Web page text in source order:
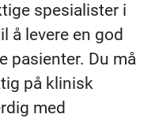
spesialister i
å levere en god
pasienter. Du må
på klinisk
med